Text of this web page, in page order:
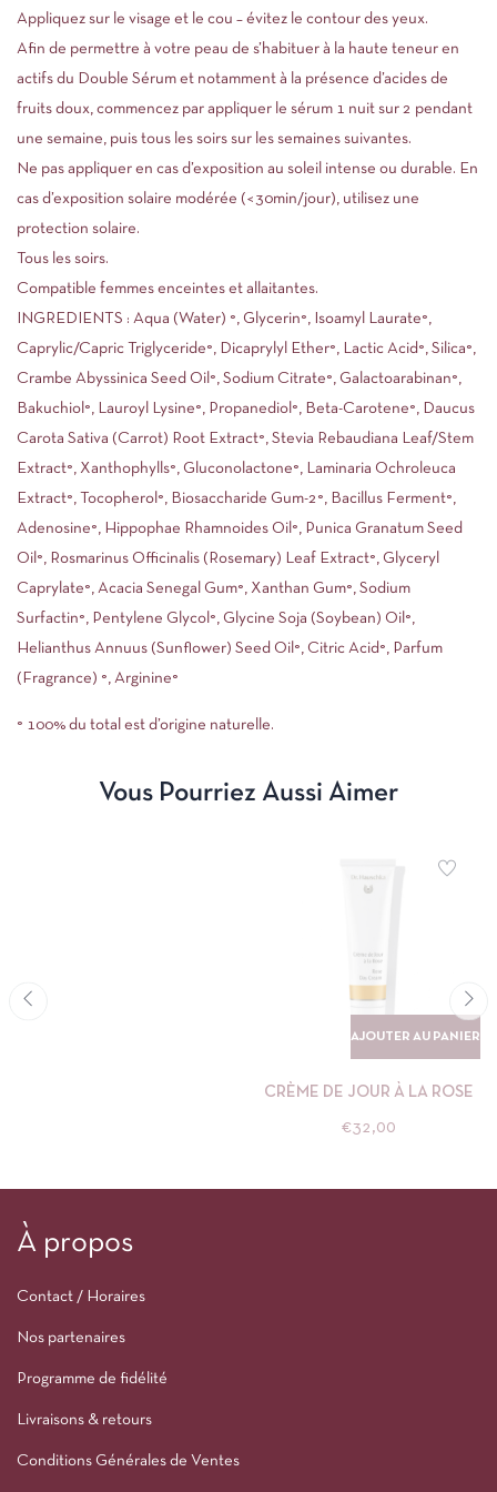
Appliquez sur le visage et le cou – évitez le contour des yeux.
Afin de permettre à votre peau de s’habituer à la haute teneur en
actifs du Double Sérum et notamment à la présence d’acides de
fruits doux, commencez par appliquer le sérum 1 nuit sur 2 pendant
une semaine, puis tous les soirs sur les semaines suivantes.
Ne pas appliquer en cas d’exposition au soleil intense ou durable. En
cas d’exposition solaire modérée (<30min/jour), utilisez une
protection solaire.
Tous les soirs.
Compatible femmes enceintes et allaitantes.
INGREDIENTS : Aqua (Water) °, Glycerin°, Isoamyl Laurate°,
Caprylic/Capric Triglyceride°, Dicaprylyl Ether°, Lactic Acid°, Silica°,
Crambe Abyssinica Seed Oil°, Sodium Citrate°, Galactoarabinan°,
Bakuchiol°, Lauroyl Lysine°, Propanediol°, Beta-Carotene°, Daucus
Carota Sativa (Carrot) Root Extract°, Stevia Rebaudiana Leaf/Stem
Extract°, Xanthophylls°, Gluconolactone°, Laminaria Ochroleuca
Extract°, Tocopherol°, Biosaccharide Gum-2°, Bacillus Ferment°,
Adenosine°, Hippophae Rhamnoides Oil°, Punica Granatum Seed
Oil°, Rosmarinus Officinalis (Rosemary) Leaf Extract°, Glyceryl
Caprylate°, Acacia Senegal Gum°, Xanthan Gum°, Sodium
Surfactin°, Pentylene Glycol°, Glycine Soja (Soybean) Oil°,
Helianthus Annuus (Sunflower) Seed Oil°, Citric Acid°, Parfum
(Fragrance) °, Arginine°
° 100% du total est d’origine naturelle.
Vous Pourriez Aussi Aimer
AJOUTER AU PANIER
CRÈME DE JOUR À LA ROSE
€32,00
À propos
Contact / Horaires
Nos partenaires
Programme de fidélité
Livraisons & retours
Conditions Générales de Ventes